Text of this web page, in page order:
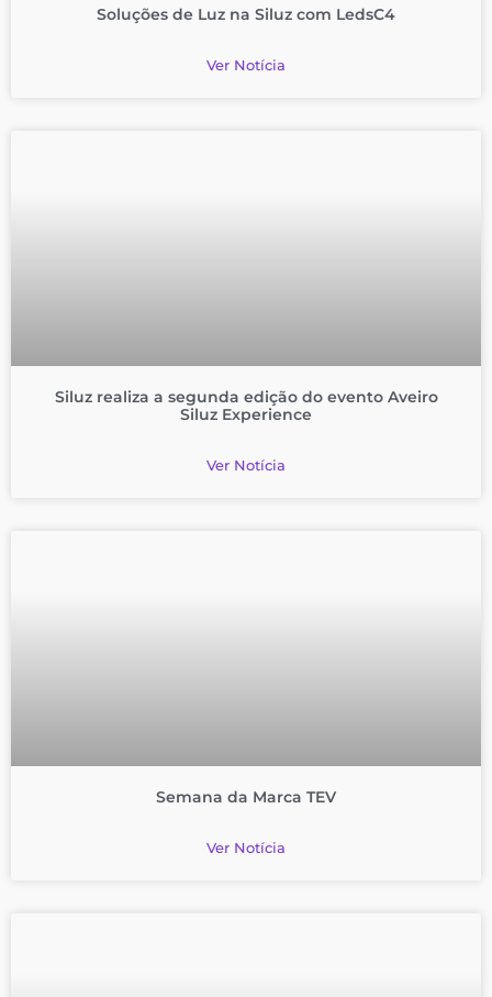
Soluções de Luz na Siluz com LedsC4
Ver Notícia
Siluz realiza a segunda edição do evento Aveiro
Siluz Experience
Ver Notícia
Semana da Marca TEV
Ver Notícia